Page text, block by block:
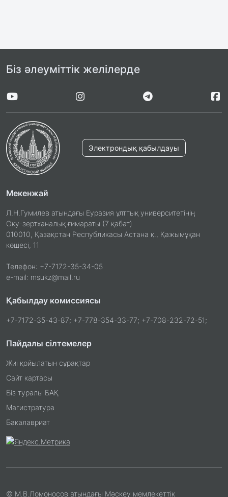
Біз әлеуміттік желілерде
Электрондық қабылдауы
Мекенжай
Л.Н.Гумилев атындағы Еуразия ұлттық университетінің
Оқу-зертханалық ғимараты (7 қабат)
010010, Қазақстан Республикасы Астана қ., Қажымұқан
көшесі, 11
Телефон: +7-7172-35-34-05
e-mail: msukz@mail.ru
Қабылдау комиссиясы
+7-7172-35-43-87; +7-778-354-33-77; +7-708-232-72-51;
Пайдалы сілтемелер
Жиі қойылатын сұрақтар
Сайт картасы
Біз туралы БАҚ
Магистратура
Бакалавриат
© М.В.Ломоносов атындағы Мәскеу мемлекеттік